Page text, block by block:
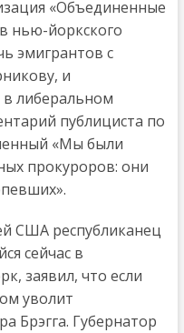
«Объединенные
нью-йоркского
эмигрантов с
и
либеральном
публициста по
«Мы были
прокуроров: они
США республиканец
сейчас в
заявил, что если
уволит
Брэгга. Губернатор